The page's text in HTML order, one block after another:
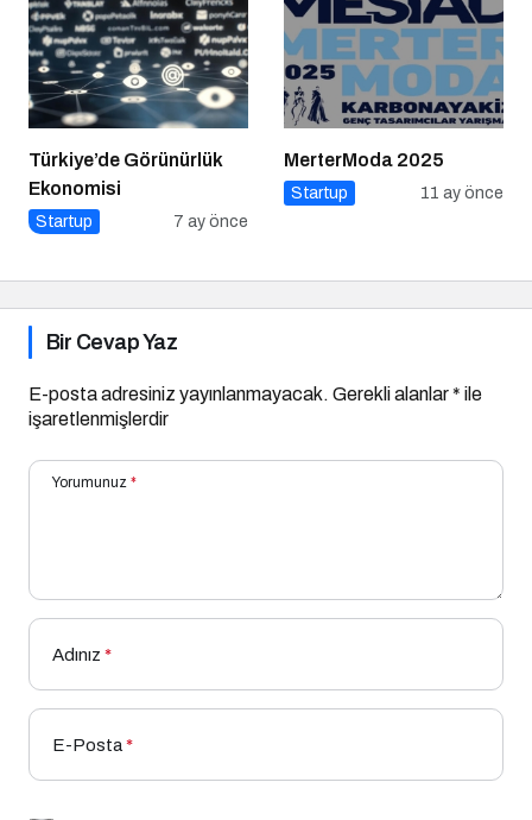
Türkiye’de Görünürlük
Ekonomisi
Startup 7 ay önce
MerterModa 2025
Startup 11 ay önce
Bir Cevap Yaz
E-posta adresiniz yayınlanmayacak. Gerekli alanlar* ile
işaretlenmişlerdir
Yorumunuz *
Adınız *
E-Posta*